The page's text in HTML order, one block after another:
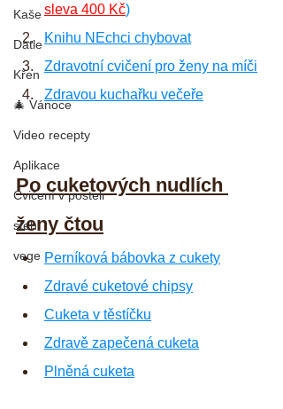
Kaše
Datle
Křen
🎄 Vánoce
Video recepty
Aplikace
Cvičení v posteli
steh
vege
sleva 400 Kč)
Knihu NEchci chybovat
Zdravotní cvičení pro ženy na míči
Zdravou kuchařku večeře
Po cuketových nudlích
ženy čtou
Perníková bábovka z cukety
Zdravé cuketové chipsy
Cuketa v těstíčku
Zdravě zapečená cuketa
Plněná cuketa